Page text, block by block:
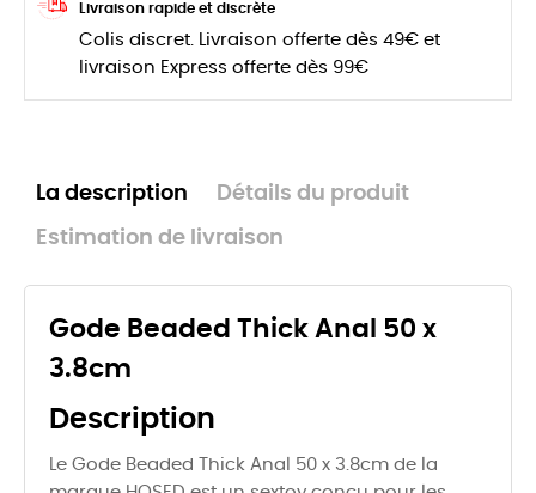
Livraison rapide et discrète
Colis discret. Livraison offerte dès 49€ et
livraison Express offerte dès 99€
La description Détails du produit
Estimation de livraison
Gode Beaded Thick Anal 50 x
3.8cm
Description
Le Gode Beaded Thick Anal 50 x 3.8cm de la